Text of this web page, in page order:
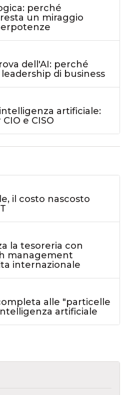
perché
un miraggio
dell'AI: perché
di business
artificiale:
e CISO
il costo nascosto
la tesoreria con
management
internazionale
alle "particelle
artificiale